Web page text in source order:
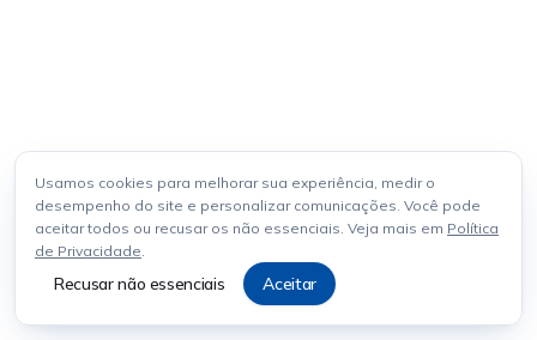
Usamos cookies para melhorar sua experiência, medir o
desempenho do site e personalizar comunicações. Você pode
aceitar todos ou recusar os não essenciais. Veja mais em Política
de Privacidade.
Recusar não essenciais Aceitar